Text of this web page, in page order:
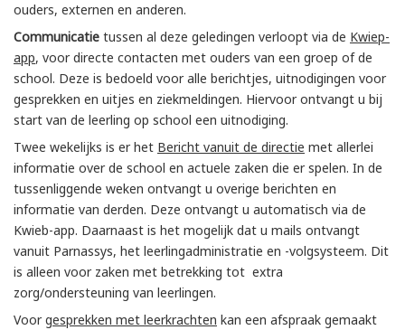
ouders, externen en anderen.
Communicatie tussen al deze geledingen verloopt via de Kwiep-
app, voor directe contacten met ouders van een groep of de
school. Deze is bedoeld voor alle berichtjes, uitnodigingen voor
gesprekken en uitjes en ziekmeldingen. Hiervoor ontvangt u bij
start van de leerling op school een uitnodiging.
Twee wekelijks is er het Bericht vanuit de directie met allerlei
informatie over de school en actuele zaken die er spelen. In de
tussenliggende weken ontvangt u overige berichten en
informatie van derden. Deze ontvangt u automatisch via de
Kwieb-app. Daarnaast is het mogelijk dat u mails ontvangt
vanuit Parnassys, het leerlingadministratie en -volgsysteem. Dit
is alleen voor zaken met betrekking tot extra
zorg/ondersteuning van leerlingen.
Voor gesprekken met leerkrachten kan een afspraak gemaakt